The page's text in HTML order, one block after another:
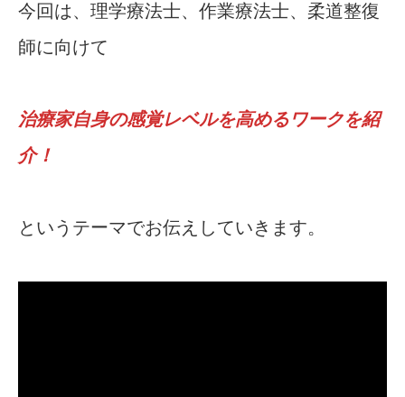
今回は、理学療法士、作業療法士、柔道整復
師に向けて
治療家自身の感覚レベルを高めるワークを紹
介！
というテーマでお伝えしていきます。